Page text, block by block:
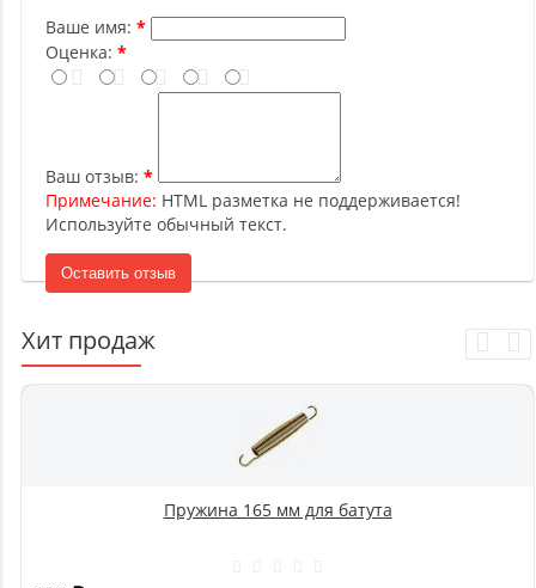
Ваше имя:
Оценка:
Ваш отзыв:
Примечание: HTML разметка не поддерживается!
Используйте обычный текст.
Оставить отзыв
Хит продаж
Пружина 165 мм для батута